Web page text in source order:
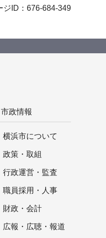
ジID：676-684-349
市政情報
横浜市について
政策・取組
行政運営・監査
職員採用・人事
財政・会計
広報・広聴・報道